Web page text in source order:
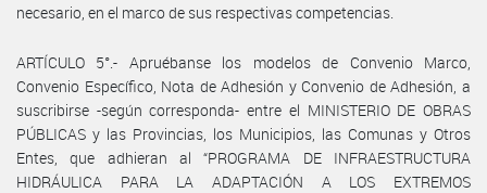
necesario, en el marco de sus respectivas competencias.
ARTÍCULO 5°.- Apruébanse los modelos de Convenio Marco,
Convenio Específico, Nota de Adhesión y Convenio de Adhesión, a
suscribirse -según corresponda- entre el MINISTERIO DE OBRAS
PÚBLICAS y las Provincias, los Municipios, las Comunas y Otros
Entes, que adhieran al “PROGRAMA DE INFRAESTRUCTURA
HIDRÁULICA PARA LA ADAPTACIÓN A LOS EXTREMOS